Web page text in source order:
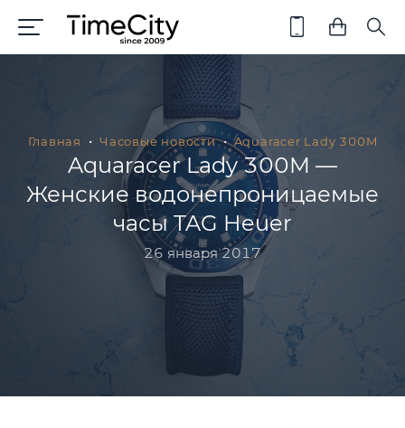
Главная Часовые новости Aquaracer Lady 300M
Aquaracer Lady 300M —
Женские водонепроницаемые
часы TAG Heuer
26 января 2017